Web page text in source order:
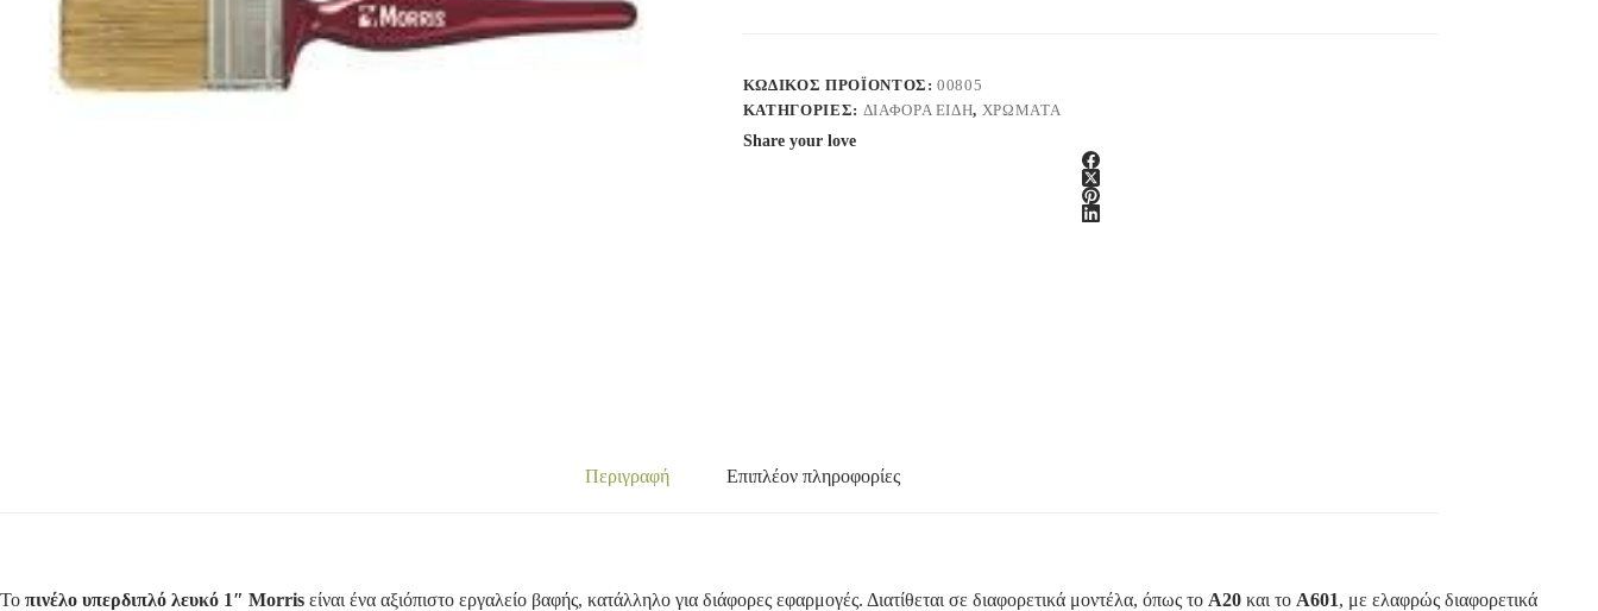
ΚΩΔΙΚΌΣ ΠΡΟΪΌΝΤΟΣ:00805
ΚΑΤΗΓΟΡΊΕΣ: ΔΙΑΦΟΡΑ ΕΙΔΗ, ΧΡΩΜΑΤΑ
Share your love
Περιγραφή Επιπλέον πληροφορίες
Το πινέλο υπερδιπλό λευκό 1″ Morris είναι ένα αξιόπιστο εργαλείο βαφής, κατάλληλο για διάφορες εφαρμογές. Διατίθεται σε διαφορετικά μοντέλα, όπως το A20 και το A601, με ελαφρώς διαφορετικά